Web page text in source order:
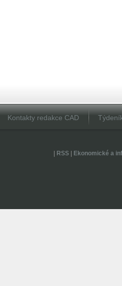
Kontakty redakce CAD
RSS| Ekonomické a